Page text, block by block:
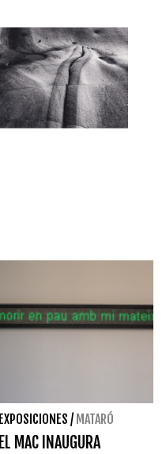
EXPOSICIONES / MATARÓ
EL MAC INAUGURA